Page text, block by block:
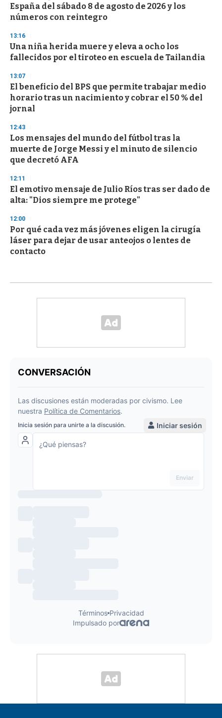
España del sábado 8 de agosto de 2026 y los
números con reintegro
13:16
Una niña herida muere y eleva a ocho los
fallecidos por el tiroteo en escuela de Tailandia
13:07
El beneficio del BPS que permite trabajar medio
horario tras un nacimiento y cobrar el 50 % del
jornal
12:43
Los mensajes del mundo del fútbol tras la
muerte de Jorge Messi y el minuto de silencio
que decretó AFA
12:11
El emotivo mensaje de Julio Ríos tras ser dado de
alta: "Dios siempre me protege"
12:00
Por qué cada vez más jóvenes eligen la cirugía
láser para dejar de usar anteojos o lentes de
contacto